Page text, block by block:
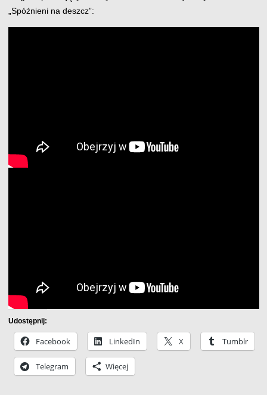
„Spóźnieni na deszcz”:
Udostępnij:
Facebook LinkedIn X Tumblr
Telegram Więcej